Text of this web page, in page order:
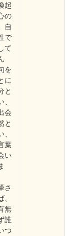
起
の
自
で
て
を
に
と
、
会
と
、
葉
い
さ
、
無
誰
つ